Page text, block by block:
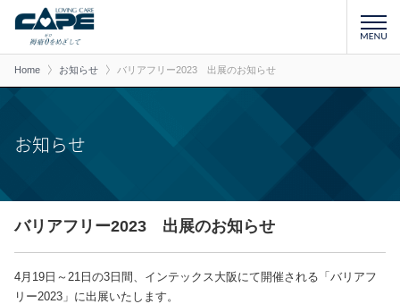
Home お知らせ バリアフリー2023 出展のお知らせ
お知らせ
バリアフリー2023 出展のお知らせ
4月19日～21日の3日間、インテックス大阪にて開催される「バリアフ
リー2023」に出展いたします。